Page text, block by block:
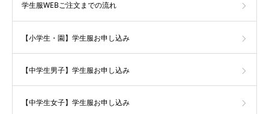
学生服WEBご注文までの流れ
【小学生・園】学生服お申し込み
【中学生男子】学生服お申し込み
【中学生女子】学生服お申し込み